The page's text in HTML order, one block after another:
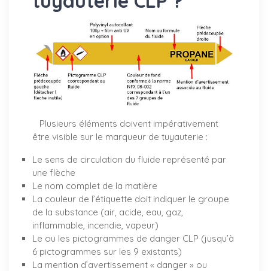
Plusieurs éléments doivent impérativement
être visible sur le marqueur de tuyauterie :
Le sens de circulation du fluide représenté par
une flèche
Le nom complet de la matière
La couleur de l’étiquette doit indiquer le groupe
de la substance (air, acide, eau, gaz,
inflammable, incendie, vapeur)
Le ou les pictogrammes de danger CLP (jusqu’à
6 pictogrammes sur les 9 existants)
La mention d’avertissement « danger » ou